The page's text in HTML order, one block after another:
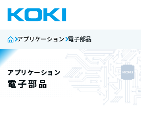
製品
資料・コンテンツ
アプリケーション 電子部品
アプリケーション
電子部品